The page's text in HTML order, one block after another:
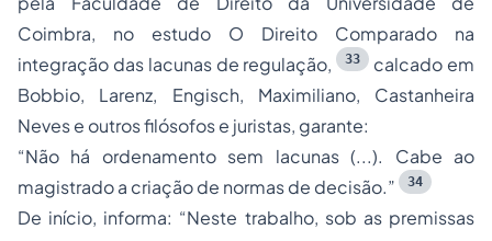
Coimbra, no estudo O Direito Comparado na
integração das lacunas de regulação,
33
calcado em
Bobbio, Larenz, Engisch, Maximiliano, Castanheira
Neves e outros filósofos e juristas, garante:
“Não há ordenamento sem lacunas (...). Cabe ao
magistrado a criação de normas de decisão.”
34
De início, informa: “Neste trabalho, sob as premissas